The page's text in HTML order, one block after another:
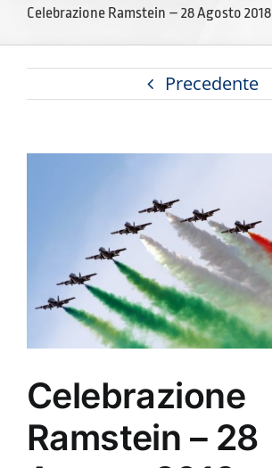
Celebrazione Ramstein – 28 Agosto 2018
Precedente
Celebrazione
Ramstein – 28